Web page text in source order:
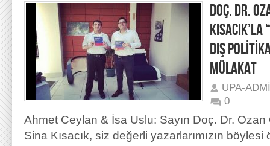
DOÇ. DR.
KISACIK’LA
DIŞ
MÜLAKAT
UPA-
0
Ahmet Ceylan & İsa Uslu: Sayın Doç. Dr. Ozan
Sina Kısacık, siz değerli yazarlarımızın